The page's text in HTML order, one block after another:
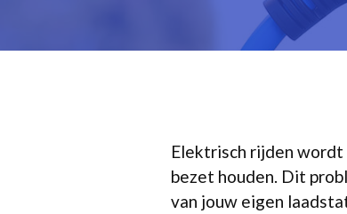
Elektrisch rijden wordt
bezet houden. Dit
van jouw eigen